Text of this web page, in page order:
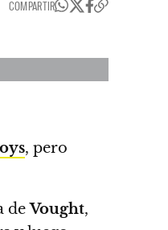
COMPARTIR
, pero
deVought,